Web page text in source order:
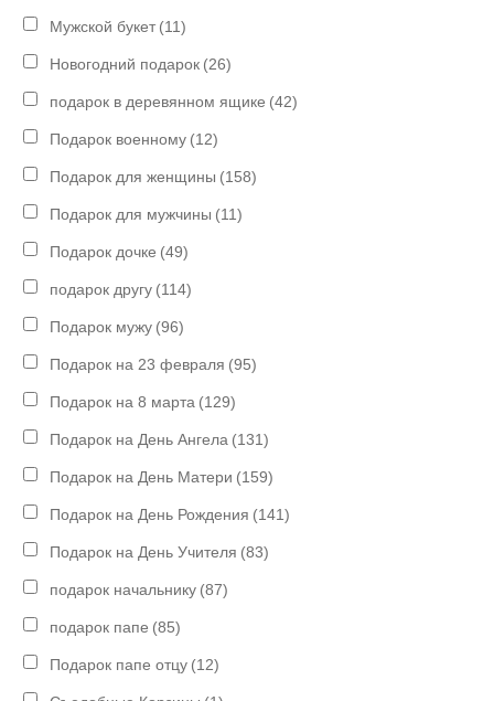
Мужской букет (11)
Новогодний подарок (26)
подарок в деревянном ящике (42)
Подарок военному (12)
Подарок для женщины (158)
Подарок для мужчины (11)
Подарок дочке (49)
подарок другу (114)
Подарок мужу (96)
Подарок на 23 февраля (95)
Подарок на 8 марта (129)
Подарок на День Ангела (131)
Подарок на День Матери (159)
Подарок на День Рождения (141)
Подарок на День Учителя (83)
подарок начальнику (87)
подарок папе (85)
Подарок папе отцу (12)